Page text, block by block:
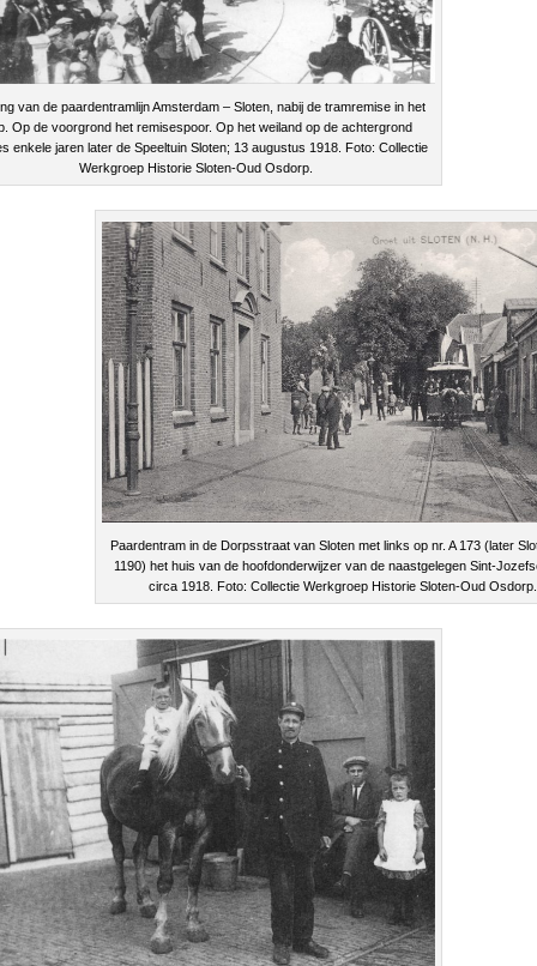
van de paardentramlijn Amsterdam – Sloten, nabij de tramremise in het
Op de voorgrond het remisespoor. Op het weiland op de achtergrond
enkele jaren later de Speeltuin Sloten; 13 augustus 1918. Foto: Collectie
Werkgroep Historie Sloten-Oud Osdorp.
Paardentram in de Dorpsstraat van Sloten met links op nr. A 173 (later
1190) het huis van de hoofdonderwijzer van de naastgelegen Sint-
circa 1918. Foto: Collectie Werkgroep Historie Sloten-Oud Osdorp.